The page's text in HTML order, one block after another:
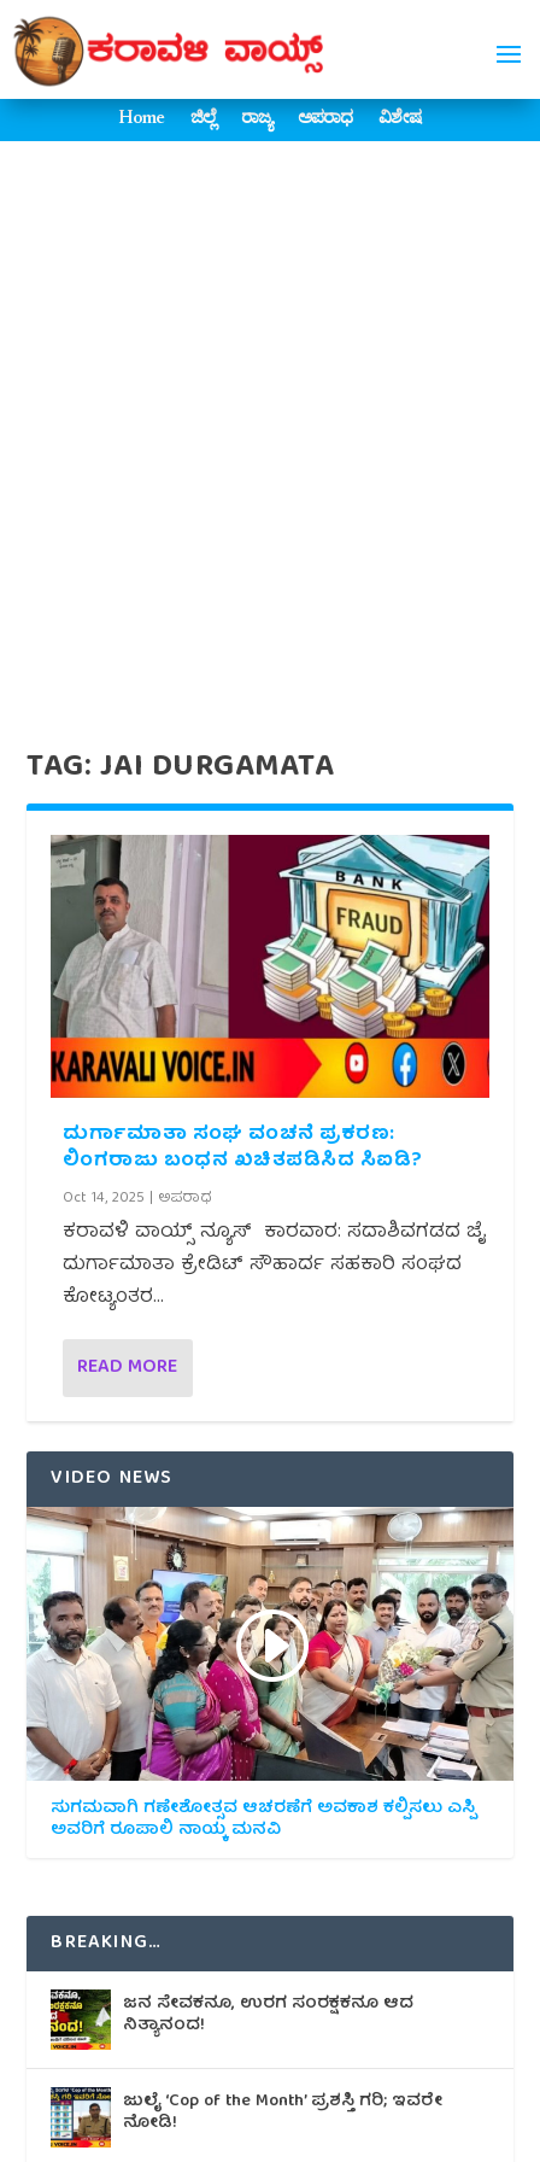
Home ಜಿಲ್ಲೆ ರಾಜ್ಯ ಅಪರಾಧ ವಿಶೇಷ
TAG:JAI DURGAMATA
ದುರ್ಗಾಮಾತಾ ಸಂಘ ವಂಚನೆ ಪ್ರಕರಣ:
ಲಿಂಗರಾಜು ಬಂಧನ ಖಚಿತಪಡಿಸಿದ ಸಿಐಡಿ?
Oct 14, 2025 | ಅಪರಾಧ
ಕರಾವಳಿ ವಾಯ್ಸ್ ನ್ಯೂಸ್ ಕಾರವಾರ: ಸದಾಶಿವಗಡದ ಜೈ
ದುರ್ಗಾಮಾತಾ ಕ್ರೇಡಿಟ್ ಸೌಹಾರ್ದ ಸಹಕಾರಿ ಸಂಘದ
ಕೋಟ್ಯಂತರ...
READ MORE
VIDEO NEWS
ಸುಗಮವಾಗಿ ಗಣೇಶೋತ್ಸವ ಆಚರಣೆಗೆ ಅವಕಾಶ ಕಲ್ಪಿಸಲು ಎಸ್ಪಿ
ಅವರಿಗೆ ರೂಪಾಲಿ ನಾಯ್ಕ ಮನವಿ
BREAKING…
ಜನ ಸೇವಕನೂ, ಉರಗ ಸಂರಕ್ಷಕನೂ ಆದ
ನಿತ್ಯಾನಂದ!
ಜುಲೈ ‘Cop of the Month’ ಪ್ರಶಸ್ತಿ ಗರಿ; ಇವರೇ
ನೋಡಿ!